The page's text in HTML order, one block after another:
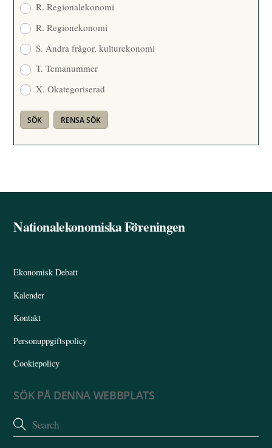
R. Regionalekonomi
R. Regionekonomi
S. Andra frågor, kulturekonomi
T. Temanummer
X. Okategoriserad
Back
Nationalekonomiska Föreningen
Ekonomisk Debatt
Kalender
Kontakt
Personuppgiftspolicy
Cookiepolicy
SÖK PÅ DENNA WEBBPLATS